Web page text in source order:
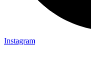
Instagram